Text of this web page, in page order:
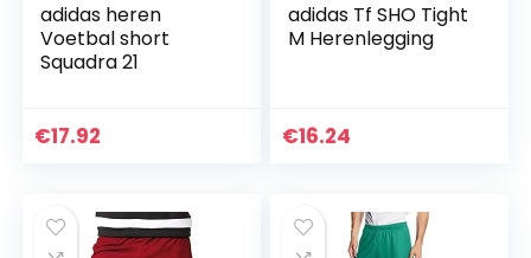
adidas heren
Voetbal short
Squadra 21
€17.92
adidas Tf SHO Tight
M Herenlegging
€16.24